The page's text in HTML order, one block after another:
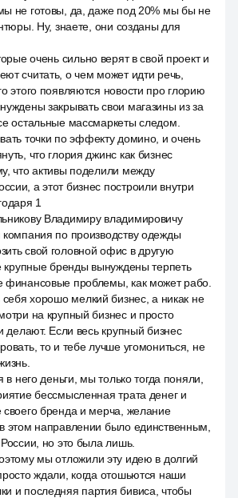
не готовы, да, даже под 20% мы бы не
Ну, знаете, они созданы для
очень сильно верят в свой проект и
считать, о чем может идти речь,
этого появляются новости про глорию
закрывать свои магазины из за
остальные массмаркеты следом.
точки по эффекту домино, и очень
что глория джинс как бизнес
что активы поделили между
а этот бизнес построили внутри
1
Владимиру владимировичу
компания по производству одежды
свой головной офис в другую
крупные бренды вынуждены терпеть
финансовые проблемы, как может рабо.
себя хорошо мелкий бизнес, а никак не
на крупный бизнес и просто
делают. Если весь крупный бизнес
то и тебе лучше угомониться, не
в него деньги, мы только тогда поняли,
бессмысленная трата денег и
своего бренда и мерча, желание
этом направлении было единственным,
но это была лишь.
мы отложили эту идею в долгий
ждали, когда отошьются наши
и последняя партия бивиса, чтобы